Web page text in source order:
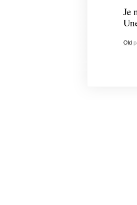
Je
Old